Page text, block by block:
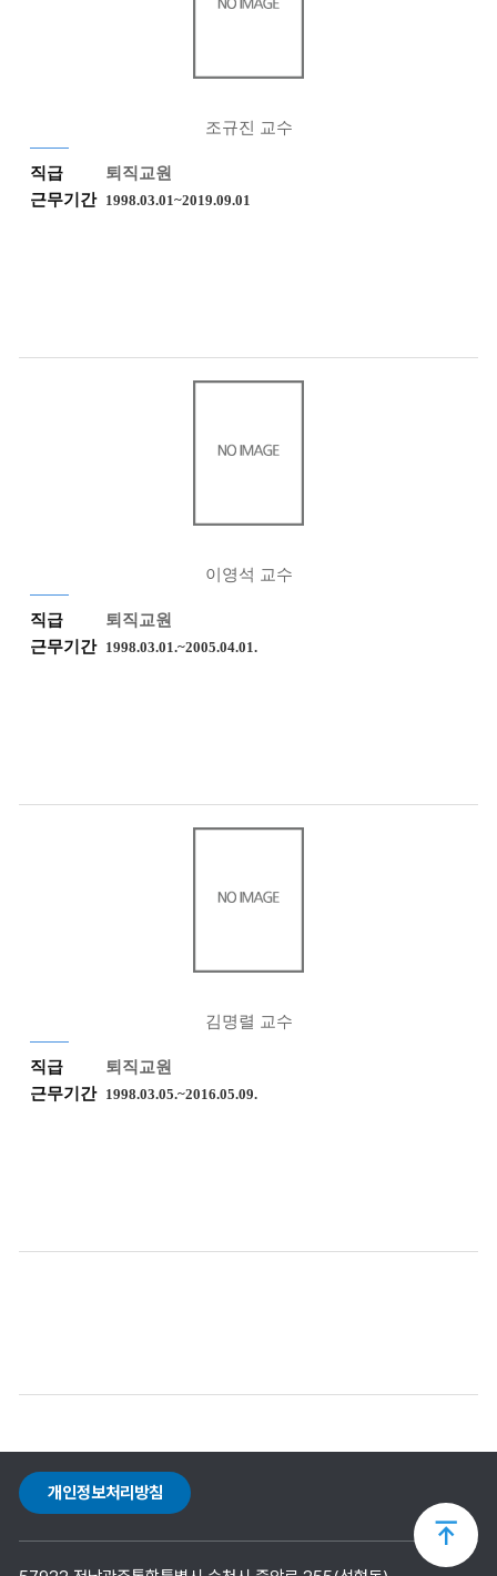
조규진 교수
직급
퇴직교원
근무기간 1998.03.01~2019.09.01
이영석 교수
직급
퇴직교원
근무기간 1998.03.01.~2005.04.01.
김명렬 교수
직급
퇴직교원
근무기간 1998.03.05.~2016.05.09.
개인정보처리방침
상